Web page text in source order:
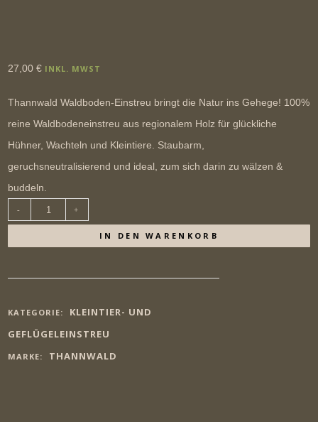
27,00€ INKL. MWST
Thannwald Waldboden-Einstreu bringt die Natur ins Gehege! 100%
reine Waldbodeneinstreu aus regionalem Holz für glückliche
Hühner, Wachteln und Kleintiere. Staubarm,
geruchsneutralisierend und ideal, zum sich darin zu wälzen &
buddeln.
Waldboden-
Einstreufür
Geflügel
/
Doppelpack
IN DEN WARENKORB
KATEGORIE:
KLEINTIER- UND
GEFLÜGELEINSTREU
MARKE: THANNWALD